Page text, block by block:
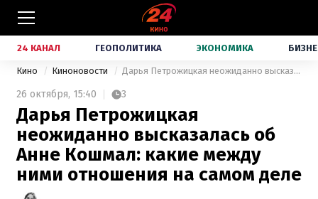
24 КАНАЛ ГЕОПОЛИТИКА ЭКОНОМИКА
Кино Киноновости Дарья Петрожицкая неожиданно высказалась об Анне Кошмал: какие между ними отношения на самом деле
26 октября, 15:40 3
Дарья Петрожицкая
неожиданно высказалась об
Анне Кошмал: какие между
ними отношения на самом деле